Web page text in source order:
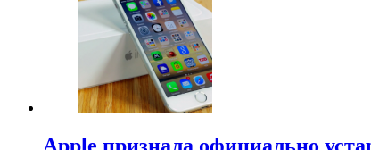
Apple признала официально